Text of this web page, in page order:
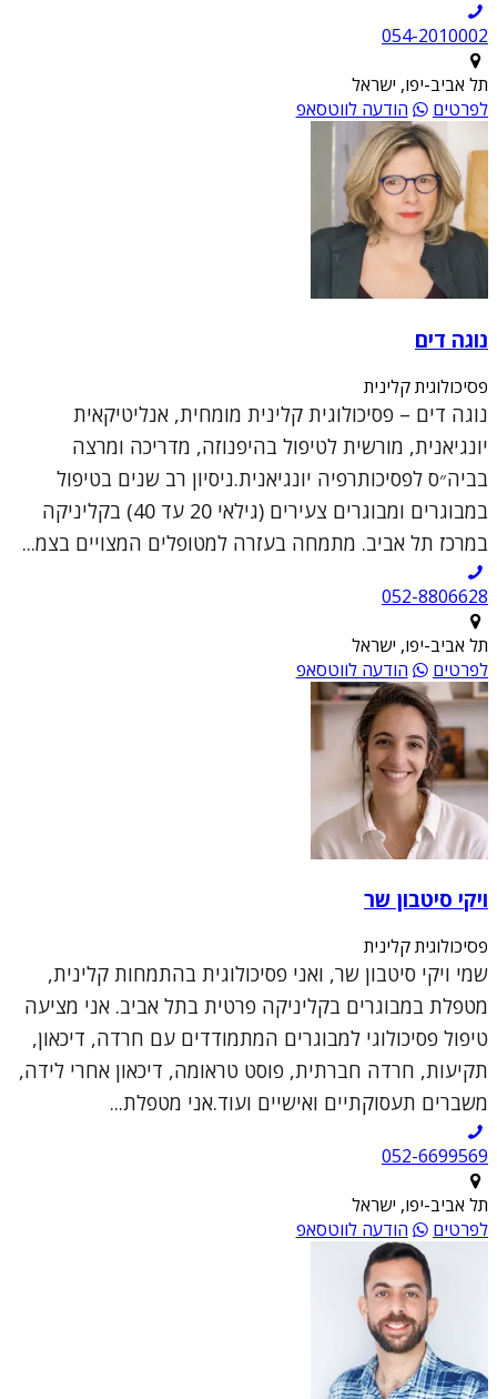
054-2010002
תל אביב-יפו, ישראל
לפרטים
הודעה לווטסאפ
נוגה דים
פסיכולוגית קלינית
נוגה דים – פסיכולוגית קלינית מומחית, אנליטיקאית
יונגיאנית, מורשית לטיפול בהיפנוזה, מדריכה ומרצה
בביה״ס לפסיכותרפיה יונגיאנית.ניסיון רב שנים בטיפול
במבוגרים ומבוגרים צעירים (גילאי 20 עד 40) בקליניקה
במרכז תל אביב. מתמחה בעזרה למטופלים המצויים בצמ...
052-8806628
תל אביב-יפו, ישראל
לפרטים
הודעה לווטסאפ
ויקי סיטבון שר
פסיכולוגית קלינית
שמי ויקי סיטבון שר, ואני פסיכולוגית בהתמחות קלינית,
מטפלת במבוגרים בקליניקה פרטית בתל אביב. אני מציעה
טיפול פסיכולוגי למבוגרים המתמודדים עם חרדה, דיכאון,
תקיעות, חרדה חברתית, פוסט טראומה, דיכאון אחרי לידה,
משברים תעסוקתיים ואישיים ועוד.אני מטפלת...
052-6699569
תל אביב-יפו, ישראל
לפרטים
הודעה לווטסאפ